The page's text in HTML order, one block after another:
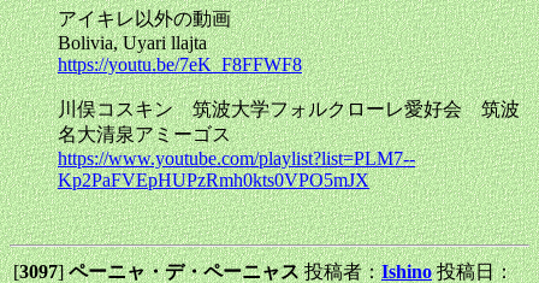
アイキレ以外の動画
Bolivia, Uyari llajta
https://youtu.be/7eK_F8FFWF8
川俣コスキン 筑波大学フォルクローレ愛好会 筑波
名大清泉アミーゴス
https://www.youtube.com/playlist?list=PLM7--
Kp2PaFVEpHUPzRmh0kts0VPO5mJX
[3097]ペーニャ・デ・ペーニャス投稿者：Ishino 投稿日：